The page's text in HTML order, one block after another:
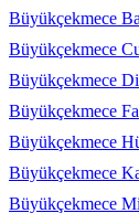
Büyükçekmece
Büyükçekmece
Büyükçekmece
Büyükçekmece
Büyükçekmece
Büyükçekmece
Büyükçekmece